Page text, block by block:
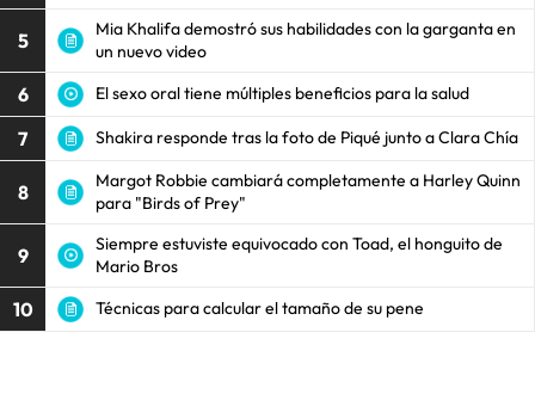
5
Mia Khalifa demostró sus habilidades con la garganta en
un nuevo video
6 El sexo oral tiene múltiples beneficios para la salud
7 Shakira responde tras la foto de Piqué junto a Clara Chía
8
Margot Robbie cambiará completamente a Harley Quinn
para "Birds of Prey"
9
Siempre estuviste equivocado con Toad, el honguito de
Mario Bros
10 Técnicas para calcular el tamaño de su pene